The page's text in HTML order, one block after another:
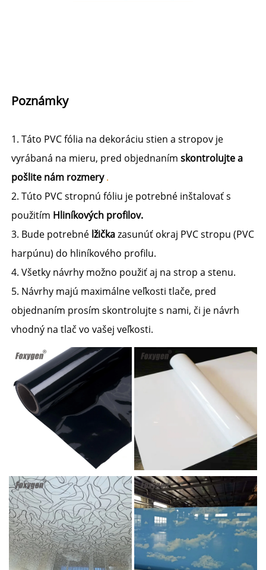
Poznámky
1. Táto PVC fólia na dekoráciu stien a stropov je
vyrábaná na mieru, pred objednaním skontrolujte a
pošlite nám rozmery .
2. Túto PVC stropnú fóliu je potrebné inštalovať s
použitím Hliníkových profilov.
3. Bude potrebné lžička zasunúť okraj PVC stropu (PVC
harpúnu) do hliníkového profilu.
4. Všetky návrhy možno použiť aj na strop a stenu.
5. Návrhy majú maximálne veľkosti tlače, pred
objednaním prosím skontrolujte s nami, či je návrh
vhodný na tlač vo vašej veľkosti.